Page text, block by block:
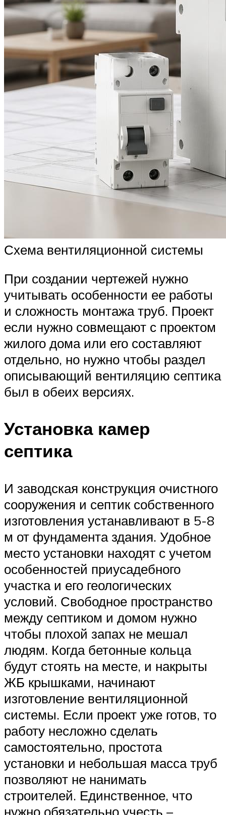
Схема вентиляционной системы
При создании чертежей нужно
учитывать особенности ее работы
и сложность монтажа труб. Проект
если нужно совмещают с проектом
жилого дома или его составляют
отдельно, но нужно чтобы раздел
описывающий вентиляцию септика
был в обеих версиях.
Установка камер
септика
И заводская конструкция очистного
сооружения и септик собственного
изготовления устанавливают в 5-8
м от фундамента здания. Удобное
место установки находят с учетом
особенностей приусадебного
участка и его геологических
условий. Свободное пространство
между септиком и домом нужно
чтобы плохой запах не мешал
людям. Когда бетонные кольца
будут стоять на месте, и накрыты
ЖБ крышками, начинают
изготовление вентиляционной
системы. Если проект уже готов, то
работу несложно сделать
самостоятельно, простота
установки и небольшая масса труб
позволяют не нанимать
строителей. Единственное, что
нужно обязательно учесть –